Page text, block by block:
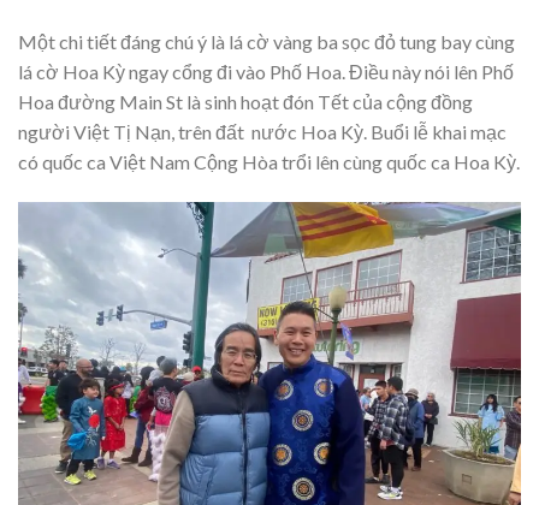
Một chi tiết đáng chú ý là lá cờ vàng ba sọc đỏ tung bay cùng
lá cờ Hoa Kỳ ngay cổng đi vào Phố Hoa. Điều này nói lên Phố
Hoa đường Main St là sinh hoạt đón Tết của cộng đồng
người Việt Tị Nạn, trên đất nước Hoa Kỳ. Buổi lễ khai mạc
có quốc ca Việt Nam Cộng Hòa trổi lên cùng quốc ca Hoa Kỳ.